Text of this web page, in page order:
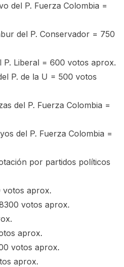
del P. Fuerza Colombia =
del P. Conservador = 750
P. Liberal = 600 votos aprox.
P. de la U = 500 votos
del P. Fuerza Colombia =
del P. Fuerza Colombia =
por partidos políticos
votos aprox.
votos aprox.
aprox.
votos aprox.
aprox.